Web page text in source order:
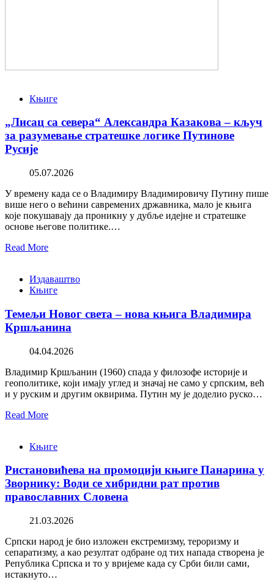
Књиге
„Лисац са севера“ Александра Казакова – кључ
за разумевање стратешке логике Путинове
Русије
05.07.2026
У времену када се о Владимиру Владимировичу Путину пише
више него о већини савремених државника, мало је књига
које покушавају да проникну у дубље идејне и стратешке
основе његове политике.…
Read More
Издаваштво
Књиге
Темељи Новог света – нова књига Владимира
Кршљанина
04.04.2026
Владимир Кршљанин (1960) спада у филозофе историје и
геополитике, који имају углед и значај не само у српским, већ
и у руским и другим оквирима. Путин му је доделио руско…
Read More
Књиге
Ристановићева на промоцији књиге Панарина у
Зворнику: Води се хибридни рат против
православних Словена
21.03.2026
Српски народ је био изложен екстремизму, тероризму и
сепаратизму, а као резултат одбране од тих напада створена је
Република Српска и то у вријеме када су Срби били сами,
истакнуто…